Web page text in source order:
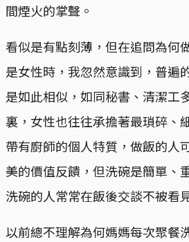
間煙火的掌聲。
看似是有點刻薄，但在追問為何
是女性時，我忽然意識到，普遍
是如此相似，如同秘書、清潔工
裏，女性也往往承擔著最瑣碎、
帶有廚師的個人特質，做飯的人
美的價值反饋，但洗碗是簡單、
洗碗的人常常在飯後交談不被看
以前總不理解為何媽媽每次聚餐